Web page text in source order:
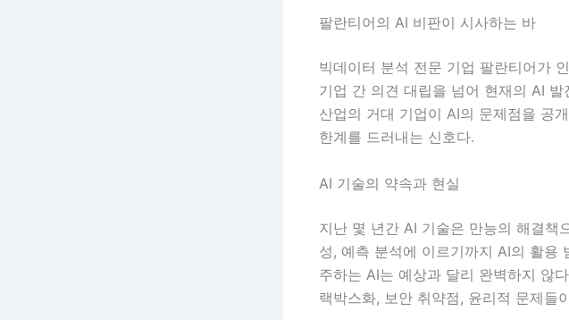
팔란티어의 AI 비판이 시사하는 바
빅데이터 분석 전문 기업 팔란티어가
기업 간 의견 대립을 넘어 현재의 AI
산업의 거대 기업이 AI의 문제점을 공
한계를 드러내는 신호다.
AI 기술의 약속과 현실
지난 몇 년간 AI 기술은 만능의 해결책
성, 예측 분석에 이르기까지 AI의 활용
주하는 AI는 예상과 달리 완벽하지 않
랙박스화, 보안 취약점, 윤리적 문제들